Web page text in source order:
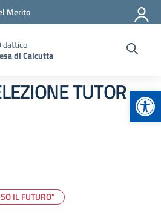
Merito
di Calcutta
TUTOR
IL FUTURO"